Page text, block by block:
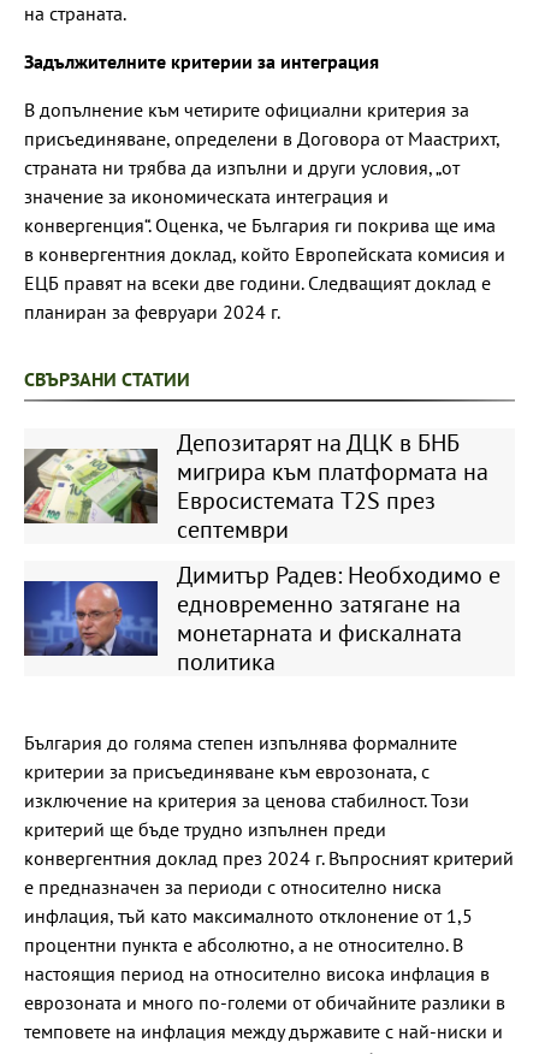
на страната.
Задължителните критерии за интеграция
В допълнение към четирите официални критерия за
присъединяване, определени в Договора от Маастрихт,
страната ни трябва да изпълни и други условия, „от
значение за икономическата интеграция и
конвергенция“. Оценка, че България ги покрива ще има
в конвергентния доклад, който Европейската комисия и
ЕЦБ правят на всеки две години. Следващият доклад е
планиран за февруари 2024 г.
СВЪРЗАНИ СТАТИИ
Депозитарят на ДЦК в БНБ
мигрира към платформата на
Евросистемата T2S през
септември
Димитър Радев: Необходимо е
едновременно затягане на
монетарната и фискалната
политика
България до голяма степен изпълнява формалните
критерии за присъединяване към еврозоната, с
изключение на критерия за ценова стабилност. Този
критерий ще бъде трудно изпълнен преди
конвергентния доклад през 2024 г. Въпросният критерий
е предназначен за периоди с относително ниска
инфлация, тъй като максималното отклонение от 1,5
процентни пункта е абсолютно, а не относително. В
настоящия период на относително висока инфлация в
еврозоната и много по-големи от обичайните разлики в
темповете на инфлация между държавите с най-ниски и